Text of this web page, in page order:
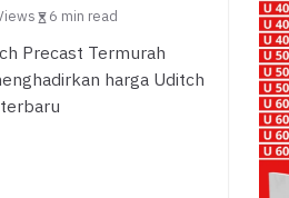
6 min read
Precast Termurah
harga Uditch